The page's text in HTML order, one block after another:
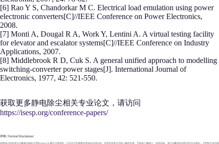
[6] Rao Y S, Chandorkar M C. Electrical load emulation using power
electronic converters[C]//IEEE Conference on Power Electronics,
2008.
[7] Monti A, Dougal R A, Work Y, Lentini A. A virtual testing facility
for elevator and escalator systems[C]//IEEE Conference on Industry
Applications, 2007.
[8] Middlebrook R D, Cuk S. A general unified approach to modelling
switching-converter power stages[J]. International Journal of
Electronics, 1977, 42: 521-550.
获取更多静电除尘相关专业论文，请访问
https://isesp.org/conference-papers/